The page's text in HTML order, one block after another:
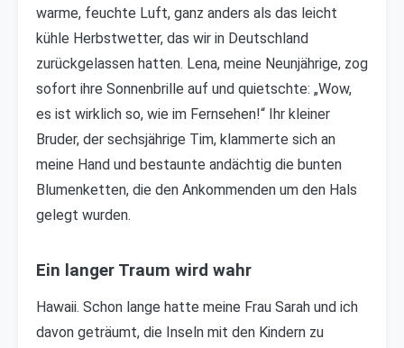
warme, feuchte Luft, ganz anders als das leicht
kühle Herbstwetter, das wir in Deutschland
zurückgelassen hatten. Lena, meine Neunjährige, zog
sofort ihre Sonnenbrille auf und quietschte: „Wow,
es ist wirklich so, wie im Fernsehen!“ Ihr kleiner
Bruder, der sechsjährige Tim, klammerte sich an
meine Hand und bestaunte andächtig die bunten
Blumenketten, die den Ankommenden um den Hals
gelegt wurden.
Ein langer Traum wird wahr
Hawaii. Schon lange hatte meine Frau Sarah und ich
davon geträumt, die Inseln mit den Kindern zu